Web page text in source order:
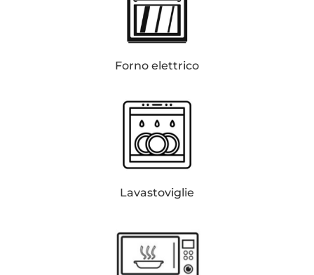
Forno elettrico
Lavastoviglie